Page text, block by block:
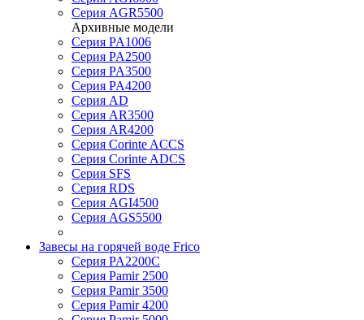
Серия AGR5500
Архивные модели
Серия PA1006
Серия PA2500
Серия PA3500
Серия PA4200
Серия AD
Серия AR3500
Серия AR4200
Серия Corinte ACCS
Серия Corinte ADCS
Серия SFS
Серия RDS
Серия AGI4500
Серия AGS5500
Завесы на горячей воде Frico
Серия PA2200C
Серия Pamir 2500
Серия Pamir 3500
Серия Pamir 4200